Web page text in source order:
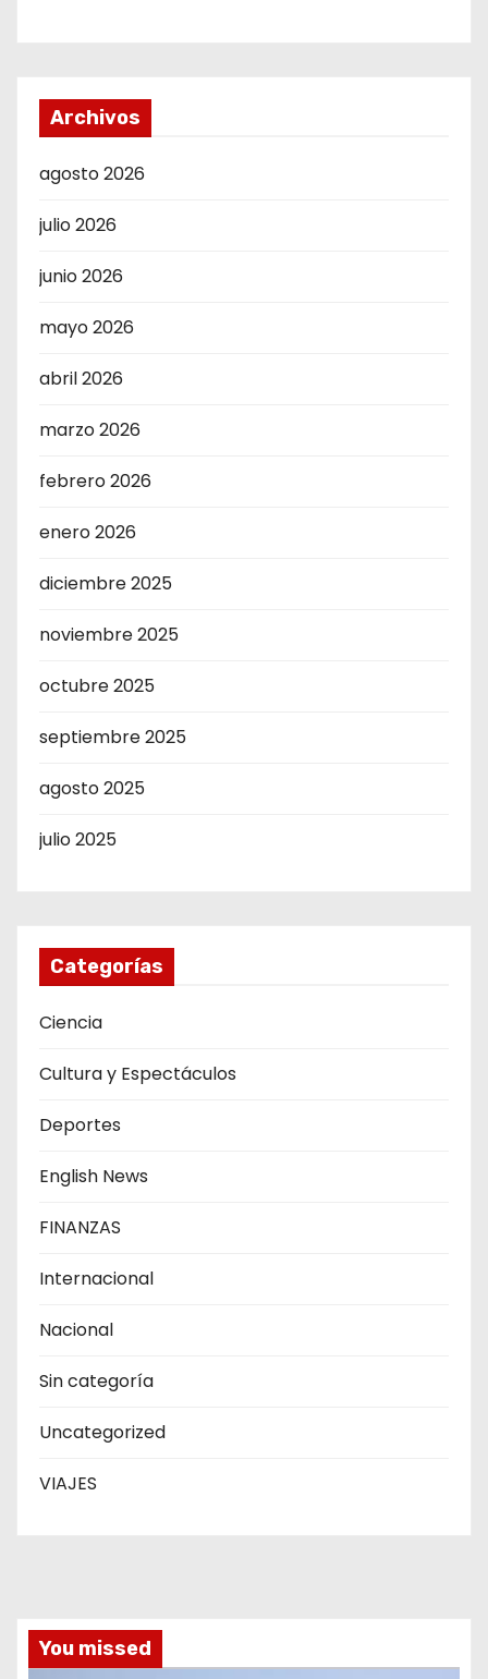
Archivos
agosto 2026
julio 2026
junio 2026
mayo 2026
abril 2026
marzo 2026
febrero 2026
enero 2026
diciembre 2025
noviembre 2025
octubre 2025
septiembre 2025
agosto 2025
julio 2025
Categorías
Ciencia
Cultura y Espectáculos
Deportes
English News
FINANZAS
Internacional
Nacional
Sin categoría
Uncategorized
VIAJES
You missed